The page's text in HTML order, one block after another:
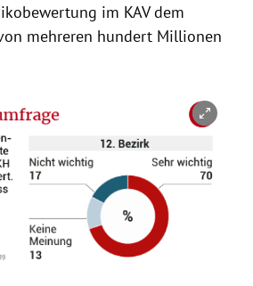
im KAVdem
mehreren hundert Millionen
schließen